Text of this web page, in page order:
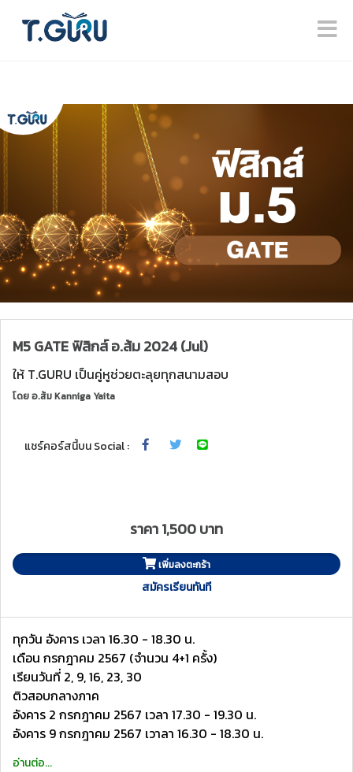
M5 GATE ฟิสิกส์ อ.ส้ม 2024 (Jul)
ให้ T.GURU เป็นคู่หูช่วยตะลุยทุกสนามสอบ
โดยอ.ส้ม Kanniga Yaita
แชร์คอร์สนี้บน Social :
ราคา 1,500 บาท
เพิ่มลงตะกร้า
สมัครเรียนทันที
ทุกวัน อังคาร เวลา 16.30 - 18.30 น.
เดือน กรกฎาคม 2567 (จำนวน 4+1 ครั้ง)
เรียนวันที่ 2, 9, 16, 23, 30
ติวสอบกลางภาค
อังคาร 2 กรกฎาคม 2567 เวลา 17.30 - 19.30 น.
อังคาร 9 กรกฎาคม 2567 เวาลา 16.30 - 18.30 น.
อ่านต่อ...